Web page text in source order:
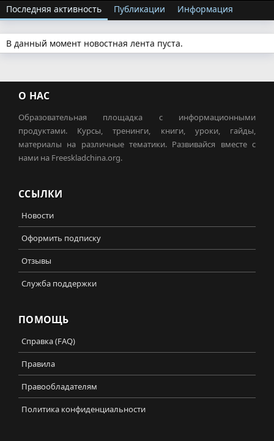
Последняя активность Публикации Информация
В данный момент новостная лента пуста.
О НАС
Образовательная площадка с информационными
продуктами. Курсы, тренинги, книги, уроки, гайды,
материалы на различные тематики. Развивайся вместе с
нами на Freeskladchina.org.
ССЫЛКИ
Новости
Оформить подписку
Отзывы
Служба поддержки
ПОМОЩЬ
Справка (FAQ)
Правила
Правообладателям
Политика конфиденциальности